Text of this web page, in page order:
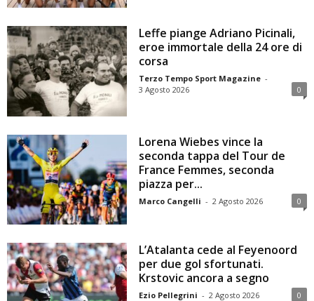
Leffe piange Adriano Picinali,
eroe immortale della 24 ore di
corsa
Terzo Tempo Sport Magazine -
3 Agosto 2026
0
Lorena Wiebes vince la
seconda tappa del Tour de
France Femmes, seconda
piazza per...
Marco Cangelli - 2 Agosto 2026 0
L’Atalanta cede al Feyenoord
per due gol sfortunati.
Krstovic ancora a segno
Ezio Pellegrini - 2 Agosto 2026 0